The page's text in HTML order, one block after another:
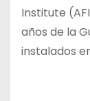
Institute
años de la
instalados